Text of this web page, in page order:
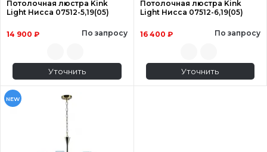
Потолочная люстра Kink
Light Нисса 07512-5,19(05)
14 900 ₽ По запросу
Уточнить
Потолочная люстра Kink
Light Нисса 07512-6,19(05)
16 400 ₽ По запросу
Уточнить
NEW